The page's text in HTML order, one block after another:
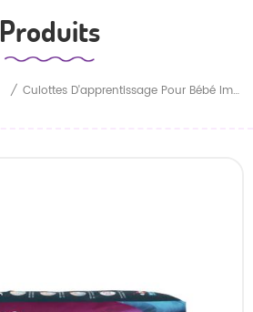
Produits
/ Culottes D'apprentissage Pour Bébé Imprimées OEM